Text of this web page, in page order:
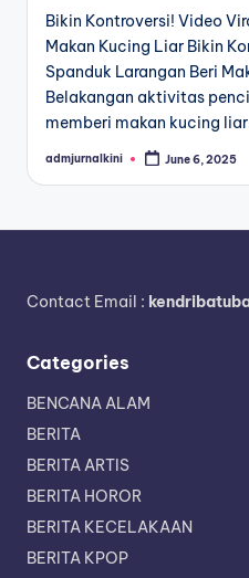
Bikin Kontroversi! Video
Makan Kucing Liar Bikin
Spanduk Larangan Beri
Belakangan aktivitas
memberi makan kucing
Posted
admjurnalkini June 6, 2025
Contact Email :
Categories
BENCANA ALAM
BERITA
BERITA ARTIS
BERITA HOROR
BERITA KECELAKAAN
BERITA KPOP